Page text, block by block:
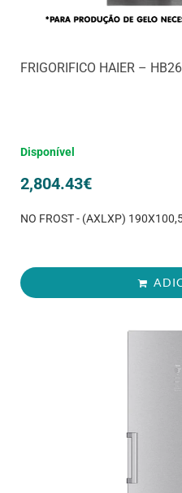
FRIGORIFICO HAIER –
Disponível
2,804.43€
NO FROST - (AXLXP)